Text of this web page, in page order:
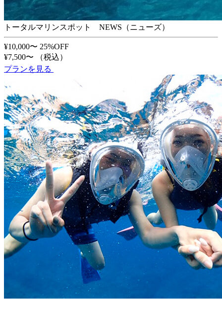
トータルマリンスポット NEWS（ニューズ）
¥10,000〜 25%OFF
¥7,500〜
（税込）
プランを見る